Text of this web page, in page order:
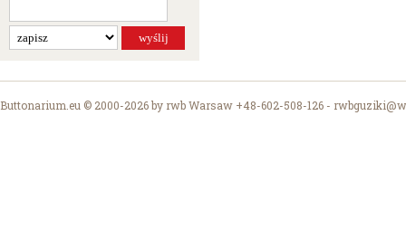
Buttonarium.eu © 2000-2026 by rwb Warsaw +48-602-508-126 -